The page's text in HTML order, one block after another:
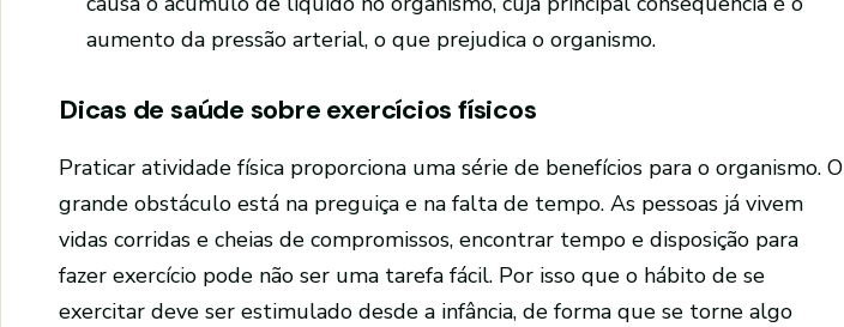
aumento da pressão arterial, o que prejudica o organismo.
Dicas de saúde sobre exercícios físicos
Praticar atividade física proporciona uma série de benefícios para o organismo. O
grande obstáculo está na preguiça e na falta de tempo. As pessoas já vivem
vidas corridas e cheias de compromissos, encontrar tempo e disposição para
fazer exercício pode não ser uma tarefa fácil. Por isso que o hábito de se
exercitar deve ser estimulado desde a infância, de forma que se torne algo